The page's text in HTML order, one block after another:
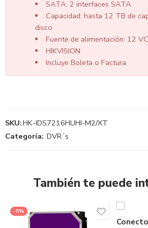
SATA: 2 interfaces SATA
Capacidad: hasta 12 TB de
disco
Fuente de alimentación: 12
HIKVISION
Incluye Boleta o Factura
SKU:HK-IDS7216HUHI-M2/XT
Categoría: DVR´s
También te puede
-5%